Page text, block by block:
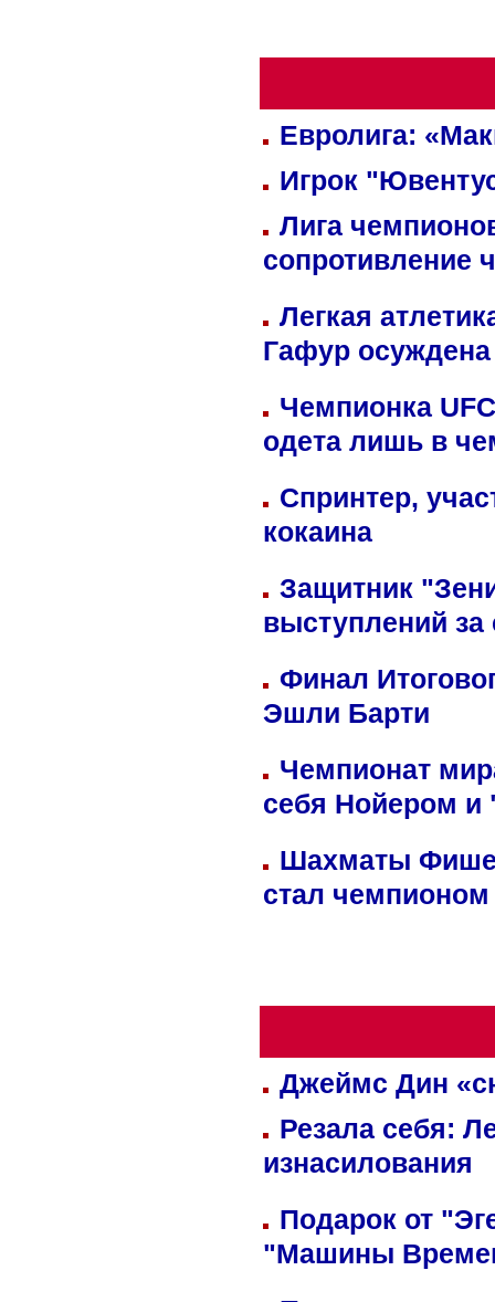
Евролига:
Игрок
Лига
сопротивление
Легкая
Гафур осуждена
Чемпионка
одета лишь в
Спринтер,
кокаина
Защитник
выступлений
Финал
Эшли Барти
Чемпионат
себя Нойером и
Шахматы
стал
Джеймс Дин
Резала себя:
изнасилования
Подарок от
"Машины